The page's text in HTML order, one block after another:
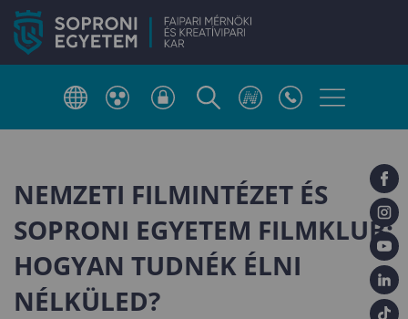
NEMZETI FILMINTÉZET ÉS
SOPRONI EGYETEM FILMKLUB:
HOGYAN TUDNÉK ÉLNI
NÉLKÜLED?